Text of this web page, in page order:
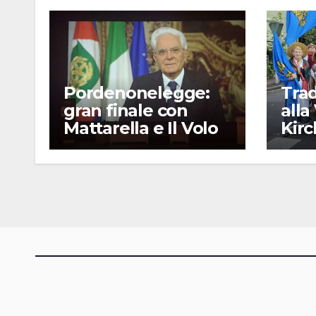
Pordenonelegge:
gran finale con
Mattarella e Il Volo
alla